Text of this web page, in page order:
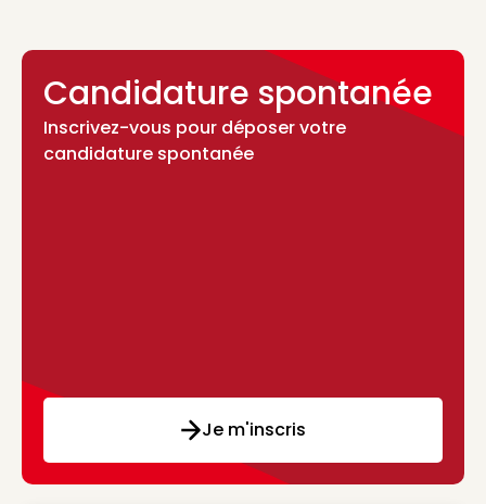
Candidature spontanée
Inscrivez-vous pour déposer votre
candidature spontanée
Je m'inscris